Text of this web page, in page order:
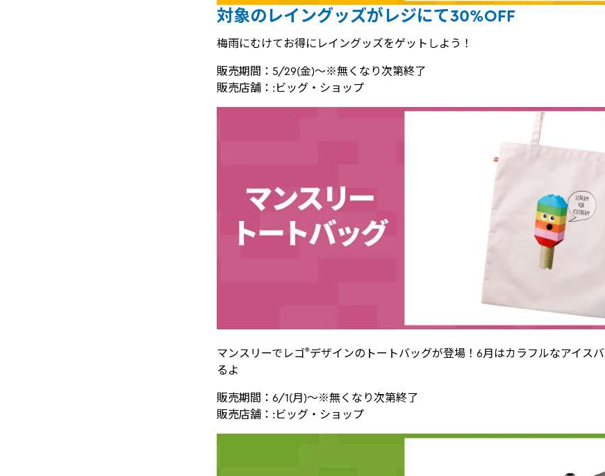
対象のレイングッズがレジにて30%OFF
梅雨にむけてお得にレイングッズをゲットしよう！
販売期間：5/29(金)～※無くなり次第終了
販売店舗：:ビッグ・ショップ
マンスリーでレゴ®デザインのトートバッグが登場！6月はカラフルなアイス
るよ
販売期間：6/1(月)～※無くなり次第終了
販売店舗：:ビッグ・ショップ